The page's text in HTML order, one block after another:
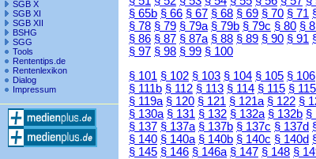
SGB X
SGB XI
SGB XII
BSHG
SGG
Tools
Rententips.de
Rentenlexikon
Dialog
Impressum
§ 65b § 66 § 67 § 68 § 69 § 70 § 71
§ 78 § 79 § 79a § 79b § 79c § 80 §
§ 86 § 87 § 87a § 88 § 89 § 90 § 91
§ 97 § 98 § 99 § 100
§ 101 § 102 § 103 § 104 § 105 § 106
§ 111b § 112 § 113 § 114 § 115 §
§ 119a § 120 § 121 § 121a § 122 §
§ 130a § 131 § 132 § 132a § 132b §
§ 137 § 137a § 137b § 137c § 137d
§ 140 § 140a § 140b § 140c § 140d
§ 145 § 146 § 146a § 147 § 148 §